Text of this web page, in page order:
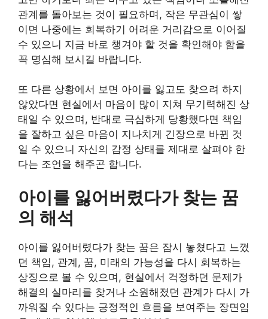
관계를 돌아보는 것이 필요하며, 작은 무관심이 쌓
이면 나중에는 회복하기 어려운 거리감으로 이어질
수 있으니 지금 바로 챙겨야 할 것을 확인해야 함을
꼭 명심해 보시길 바랍니다.
또 다른 상황에서 보면 아이를 잃고도 찾으려 하지
않았다면 현실에서 마음이 많이 지쳐 무기력해진 상
태일 수 있으며, 반대로 극심하게 당황했다면 책임
을 잘하고 싶은 마음이 지나치게 긴장으로 바뀐 것
일 수 있으니 자신의 감정 상태를 제대로 살펴야 한
다는 조언을 해주곤 합니다.
아이를 잃어버렸다가 찾는 꿈
의 해석
아이를 잃어버렸다가 찾는 꿈은 잠시 놓쳤다고 느꼈
던 책임, 관계, 꿈, 미래의 가능성을 다시 회복하는
상징으로 볼 수 있으며, 현실에서 걱정하던 문제가
해결의 실마리를 찾거나 소원해졌던 관계가 다시 가
까워질 수 있다는 긍정적인 흐름을 보여주는 장면임